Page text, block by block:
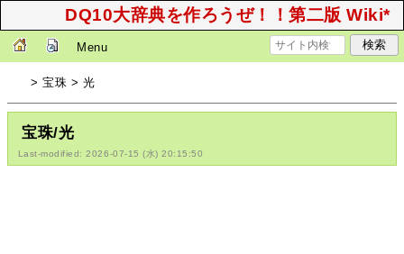
DQ10大辞典を作ろうぜ！！第二版 Wiki*
Menu
> 宝珠 > 光
宝珠/光
Last-modified: 2026-07-15 (水) 20:15:50